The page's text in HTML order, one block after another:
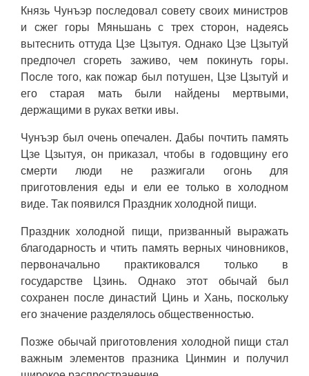
Князь Чунъэр последовал совету своих министров
и сжег горы Мяньшань с трех сторон, надеясь
вытеснить оттуда Цзе Цзытуя. Однако Цзе Цзытуй
предпочел сгореть заживо, чем покинуть горы.
После того, как пожар был потушен, Цзе Цзытуй и
его старая мать были найдены мертвыми,
держащими в руках ветки ивы.
Чунъэр был очень опечален. Дабы почтить память
Цзе Цзытуя, он приказал, чтобы в годовщину его
смерти люди не разжигали огонь для
приготовления еды и ели ее только в холодном
виде. Так появился Праздник холодной пищи.
Праздник холодной пищи, призванный выражать
благодарность и чтить память верных чиновников,
первоначально практиковался только в
государстве Цзинь. Однако этот обычай был
сохранен после династий Цинь и Хань, поскольку
его значение разделялось общественностью.
Позже обычай приготовления холодной пищи стал
важным элементов празника Цинмин и получил